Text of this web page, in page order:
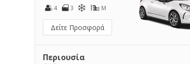
4
3 M
Δείτε Προσφορά
Περιουσία